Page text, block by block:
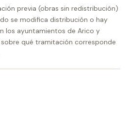
previa (obras sin redistribución)
se modifica distribución o hay
los ayuntamientos de Arico y
sobre qué tramitación corresponde